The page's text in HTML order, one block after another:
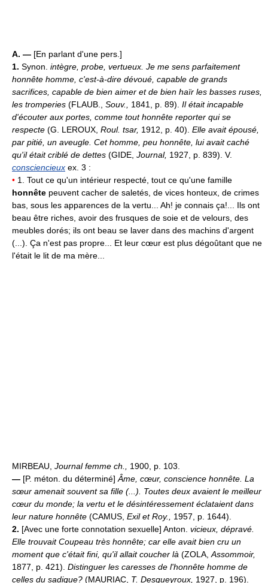
A. — [En parlant d'une pers.]
1. Synon. intègre, probe, vertueux. Je me sens parfaitement
honnête homme, c'est-à-dire dévoué, capable de grands
sacrifices, capable de bien aimer et de bien haïr les basses ruses,
les tromperies (FLAUB., Souv., 1841, p. 89). Il était incapable
d'écouter aux portes, comme tout honnête reporter qui se
respecte (G. LEROUX, Roul. tsar, 1912, p. 40). Elle avait épousé,
par pitié, un aveugle. Cet homme, peu honnête, lui avait caché
qu'il était criblé de dettes (GIDE, Journal, 1927, p. 839). V.
consciencieux ex. 3 :
• 1. Tout ce qu'un intérieur respecté, tout ce qu'une famille
honnête peuvent cacher de saletés, de vices honteux, de crimes
bas, sous les apparences de la vertu... Ah! je connais ça!... Ils ont
beau être riches, avoir des frusques de soie et de velours, des
meubles dorés; ils ont beau se laver dans des machins d'argent
(...). Ça n'est pas propre... Et leur cœur est plus dégoûtant que ne
l'était le lit de ma mère...
MIRBEAU, Journal femme ch., 1900, p. 103.
— [P. méton. du déterminé] Âme, cœur, conscience honnête. La
sœur amenait souvent sa fille (...). Toutes deux avaient le meilleur
cœur du monde; la vertu et le désintéressement éclataient dans
leur nature honnête (CAMUS, Exil et Roy., 1957, p. 1644).
2. [Avec une forte connotation sexuelle] Anton. vicieux, dépravé.
Elle trouvait Coupeau très honnête; car elle avait bien cru un
moment que c'était fini, qu'il allait coucher là (ZOLA, Assommoir,
1877, p. 421). Distinguer les caresses de l'honnête homme de
celles du sadique? (MAURIAC, T. Desqueyroux, 1927, p. 196).